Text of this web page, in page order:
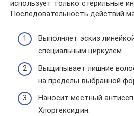
использует только стерильные
Последовательность действий
Выполняет эскиз
специальным циркулем.
Выщипывает лишние
на пределы выбранной
Наносит местный
Хлоргексидин.